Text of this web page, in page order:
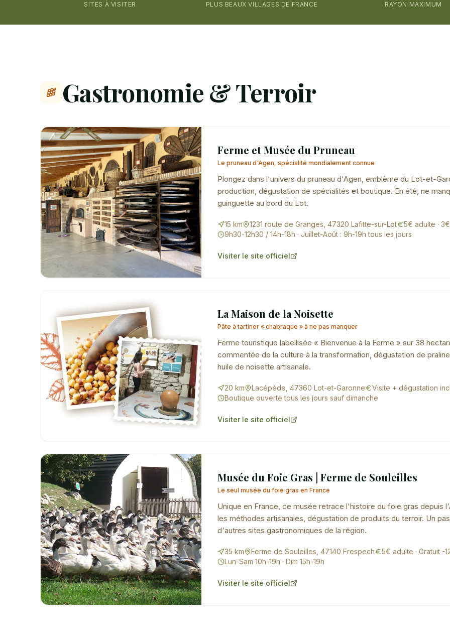
SITES À VISITER PLUS BEAUX VILLAGES DE FRANCE RAYON MAXIMUM
Gastronomie & Terroir
Ferme et Musée du Pruneau
Le pruneau d'Agen, spécialité mondialement connue
Plongez dans l'univers du pruneau d'Agen, emblème du Lot-et-
production, dégustation de spécialités et boutique. En été, ne
guinguette au bord du Lot.
15 km 1231 route de Granges, 47320 Lafitte-sur-Lot
5€ adulte ·
9h30-12h30 / 14h-18h · Juillet-Août : 9h-19h tous les jours
Visiter le site officiel
La Maison de la Noisette
Pâte à tartiner « chabraque » à ne pas manquer
Ferme touristique labellisée « Bienvenue à la Ferme » sur 38
commentée de la culture à la transformation, dégustation de
huile de noisette artisanale.
20 km Lacépède, 47360 Lot-et-Garonne
Visite + dégustation
Boutique ouverte tous les jours sauf dimanche
Visiter le site officiel
Musée du Foie Gras | Ferme de Souleilles
Le seul musée du foie gras en France
Unique en France, ce musée retrace l'histoire du foie gras depuis
les méthodes artisanales, dégustation de produits du terroir. Un
d'autres sites gastronomiques de la région.
35 km Ferme de Souleilles, 47140 Frespech
5€ adulte · Gratuit -
Lun-Sam 10h-19h · Dim 15h-19h
Visiter le site officiel